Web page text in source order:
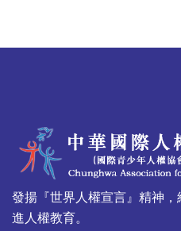
發揚『世界人權宣言』精神，
進人權教育。